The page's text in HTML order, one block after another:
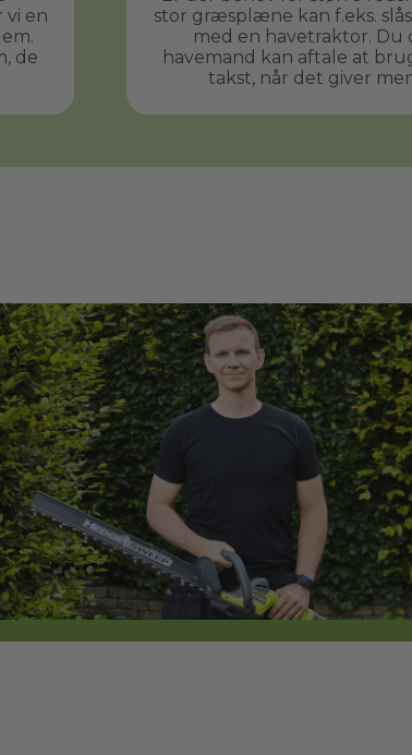
vi en
de
stor græsplæne kan f.eks.
med en havetraktor. Du
havemand kan aftale at
takst, når det giver